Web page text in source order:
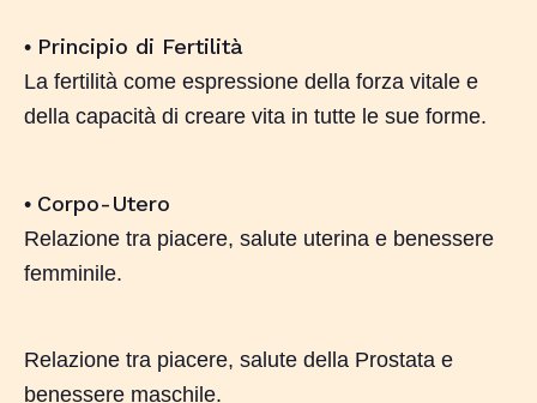
• Principio di Fertilità
La fertilità come espressione della forza vitale e
della capacità di creare vita in tutte le sue forme.
• Corpo-Utero
Relazione tra piacere, salute uterina e benessere
femminile.
Relazione tra piacere, salute della Prostata e
benessere maschile.